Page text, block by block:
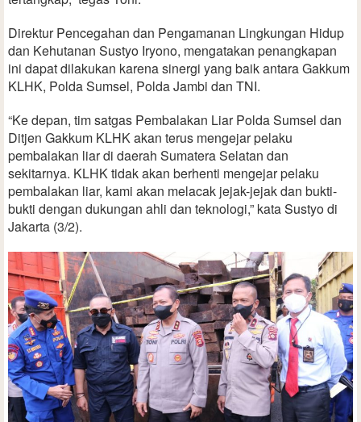
Direktur Pencegahan dan Pengamanan Lingkungan Hidup
dan Kehutanan Sustyo Iryono, mengatakan penangkapan
ini dapat dilakukan karena sinergi yang baik antara Gakkum
KLHK, Polda Sumsel, Polda Jambi dan TNI.
“Ke depan, tim satgas Pembalakan Liar Polda Sumsel dan
Ditjen Gakkum KLHK akan terus mengejar pelaku
pembalakan liar di daerah Sumatera Selatan dan
sekitarnya. KLHK tidak akan berhenti mengejar pelaku
pembalakan liar, kami akan melacak jejak-jejak dan bukti-
bukti dengan dukungan ahli dan teknologi,” kata Sustyo di
Jakarta (3/2).